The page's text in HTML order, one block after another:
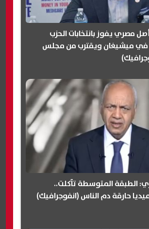
مصري يفوز بانتخابات الحزب
في ميشيغان ويقترب من مجلس
الطبقة المتوسطة تآكلت..
حارقة دم الناس (انفوجرافيك)